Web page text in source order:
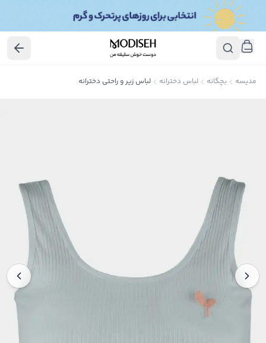
مدیسه بچگانه لباس دخترانه لباس زیر و راحتی دخترانه